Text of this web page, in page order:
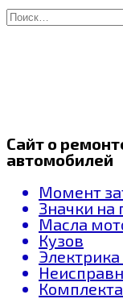
Перейти
к
Search
for:
Сайт о
автомобилей
Момент
Значки на
Масла
Кузов